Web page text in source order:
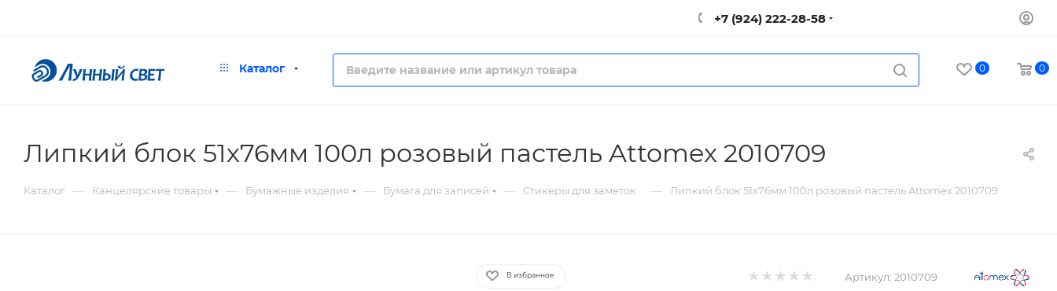
+7 (924) 222-28-58
Каталог 0 0
Липкий блок 51х76мм 100л розовый пастель Attomex 2010709
Каталог — Канцелярские товары — Бумажные изделия — Бумага для записей — Стикеры для заметок — Липкий блок 51х76мм 100л розовый пастель Attomex 2010709
В избранное Артикул: 2010709